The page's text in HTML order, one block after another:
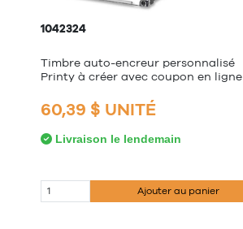
1042324
Timbre auto-encreur personnalisé
Printy à créer avec coupon en ligne
60,39 $ UNITÉ
Livraison le lendemain
Ajouter au panier